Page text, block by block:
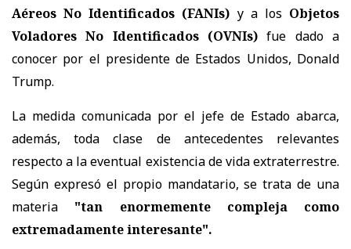
Aéreos No Identificados (FANIs) y a los Objetos
Voladores No Identificados (OVNIs) fue dado a
conocer por el presidente de Estados Unidos, Donald
Trump.
La medida comunicada por el jefe de Estado abarca,
además, toda clase de antecedentes relevantes
respecto a la eventual existencia de vida extraterrestre.
Según expresó el propio mandatario, se trata de una
materia "tan enormemente compleja como
extremadamente interesante".